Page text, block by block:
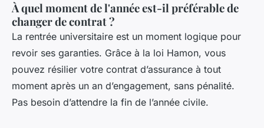
À quel moment de l'année est-il préférable de
changer de contrat ?
La rentrée universitaire est un moment logique pour
revoir ses garanties. Grâce à la loi Hamon, vous
pouvez résilier votre contrat d’assurance à tout
moment après un an d’engagement, sans pénalité.
Pas besoin d’attendre la fin de l’année civile.